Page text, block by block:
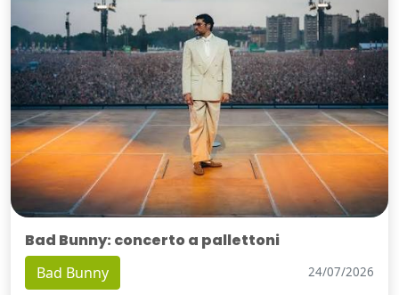
Bad Bunny: concerto a pallettoni
Bad Bunny 24/07/2026